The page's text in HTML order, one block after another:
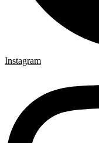
Instagram